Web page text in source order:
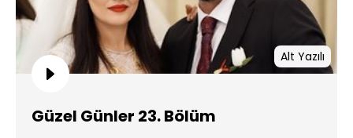
Alt Yazılı
Güzel Günler 23. Bölüm